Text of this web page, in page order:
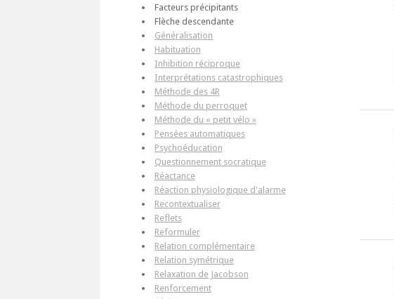
Facteurs précipitants
Flèche descendante
Généralisation
Habituation
Inhibition réciproque
Interprétations catastrophiques
Méthode des 4R
Méthode du perroquet
Méthode du « petit vélo »
Pensées automatiques
Psychoéducation
Questionnement socratique
Réactance
Réaction physiologique d'alarme
Recontextualiser
Reflets
Reformuler
Relation complémentaire
Relation symétrique
Relaxation de Jacobson
Renforcement